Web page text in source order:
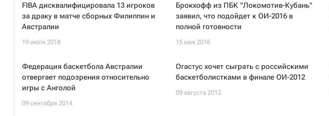
FIBA дисквалифицировала 13 игроков
за драку в матче сборных Филиппин и
Австралии
19 июля 2018
Брокхофф из ПБК "Локомотив-Кубань"
заявил, что подойдет к ОИ-2016 в
полной готовности
15 мая 2016
Федерация баскетбола Австралии
отвергает подозрения относительно
игры с Анголой
09 сентября 2014
Огастус хочет сыграть с российскими
баскетболистками в финале ОИ-2012
09 августа 2012